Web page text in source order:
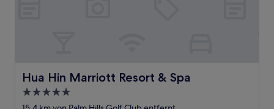
Hua Hin Marriott Resort & Spa
Hua Hin Marriott Resort & Spa
5.0-
Sterne-